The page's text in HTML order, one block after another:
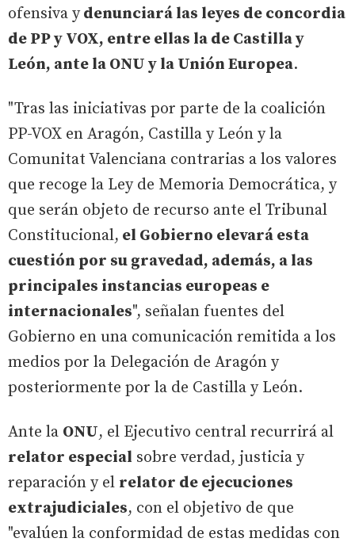
ofensiva ydenunciará las leyes de concordia
de PP y VOX, entre ellas la de Castilla y
León, ante la ONU y la Unión Europea.
"Tras las iniciativas por parte de la coalición
PP-VOX en Aragón, Castilla y León y la
Comunitat Valenciana contrarias a los valores
que recoge la Ley de Memoria Democrática, y
que serán objeto de recurso ante el Tribunal
Constitucional, el Gobierno elevará esta
cuestión por su gravedad, además, a las
principales instancias europeas e
internacionales", señalan fuentes del
Gobierno en una comunicación remitida a los
medios por la Delegación de Aragón y
posteriormente por la de Castilla y León.
Ante la ONU, el Ejecutivo central recurrirá al
relator especial sobre verdad, justicia y
reparación y el relator de ejecuciones
extrajudiciales, con el objetivo de que
"evalúen la conformidad de estas medidas con